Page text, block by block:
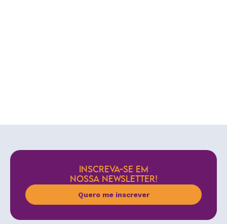
INSCREVA-SE EM
NOSSA NEWSLETTER!
Quero me inscrever